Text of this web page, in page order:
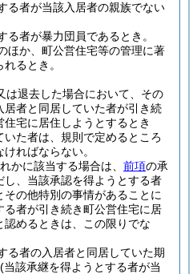
る者が当該入居者の親族でない
る者が暴力団員であるとき。
ほか、町公営住宅等の管理に著
るとき。
は退去した場合において、その
者と同居していた者が引き続
宅に居住しようとするとき
た者は、規則で定めるところ
ればならない。
かに該当する場合は、 前項の承
し、当該承認を得ようとする者
の他特別の事情があることに
る者が引き続き町公営住宅に居
めるときは、この限りでな
る者の入居者と同居していた期
(当該承継を得ようとする者が当